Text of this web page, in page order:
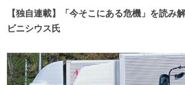
【独自連載】「今そこにある危機」を読
ビニシウス氏